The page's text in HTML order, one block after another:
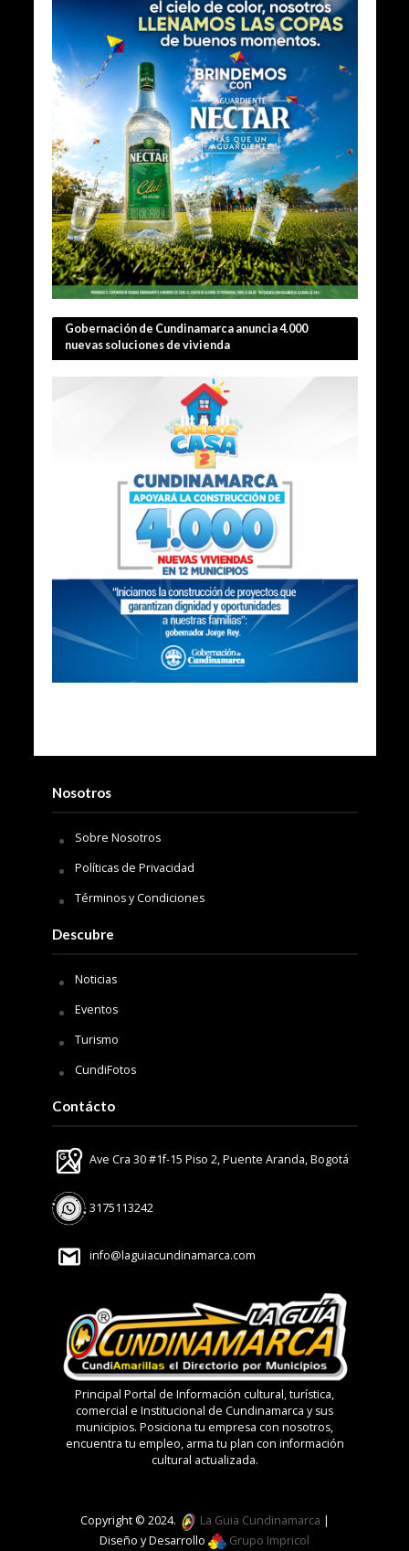
Gobernación de Cundinamarca anuncia 4.000
nuevas soluciones de vivienda
Nosotros
Sobre Nosotros
Políticas de Privacidad
Términos y Condiciones
Descubre
Noticias
Eventos
Turismo
CundiFotos
Contácto
Ave Cra 30 #1f-15 Piso 2, Puente Aranda, Bogotá
3175113242
info@laguiacundinamarca.com
Principal Portal de Información cultural, turística,
comercial e Institucional de Cundinamarca y sus
municipios. Posiciona tu empresa con nosotros,
encuentra tu empleo, arma tu plan con información
cultural actualizada.
Copyright © 2024. La Guia Cundinamarca |
Diseño y Desarrollo
Grupo Impricol